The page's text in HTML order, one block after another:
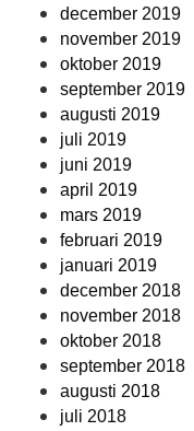
december 2019
november 2019
oktober 2019
september 2019
augusti 2019
juli 2019
juni 2019
april 2019
mars 2019
februari 2019
januari 2019
december 2018
november 2018
oktober 2018
september 2018
augusti 2018
juli 2018